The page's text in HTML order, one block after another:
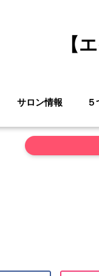
【
サロン情報 ５